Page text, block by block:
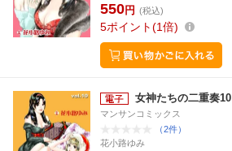
550円 (税込)
5ポイント 1倍
女神たちの二重奏10
マンサンコミックス
（2件）
花小路ゆみ